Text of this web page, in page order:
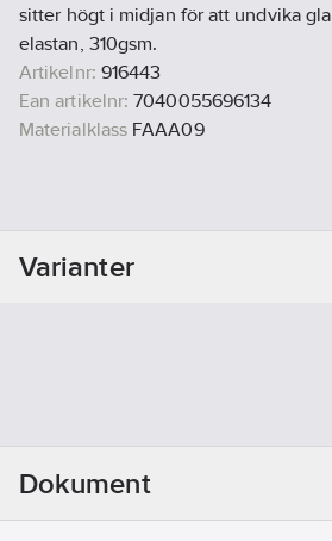
sitter högt i midjan för att undvika
elastan, 310gsm.
Artikelnr: 916443
Ean artikelnr: 7040055696134
Materialklass FAAA09
Varianter
Dokument